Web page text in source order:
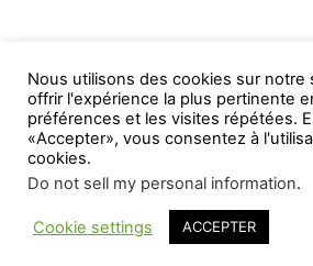
Nous utilisons des cookies sur notre
offrir l'expérience la plus pertinente
préférences et les visites répétées.
«Accepter», vous consentez à
cookies.
Do not sell my personal information.
Cookie settings ACCEPTER